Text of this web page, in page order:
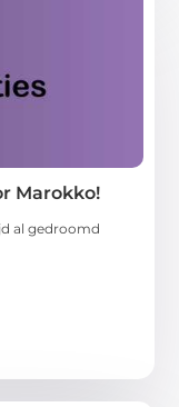
Marokko!
al gedroomd